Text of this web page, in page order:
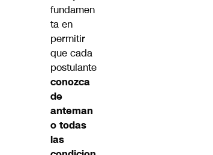
fundamen
ta en
permitir
que cada
postulante
conozca
de
anteman
o todas
las